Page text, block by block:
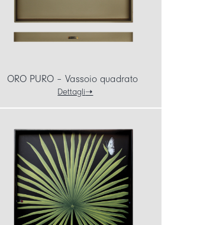
ORO PURO – Vassoio quadrato
Dettagli